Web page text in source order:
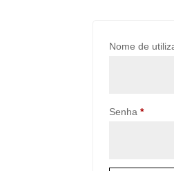
Nome de
Senha*